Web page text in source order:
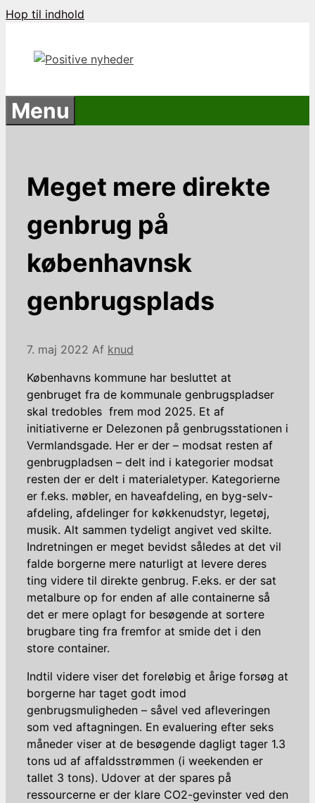
Hop til indhold
Menu
Meget mere direkte
genbrug på
københavnsk
genbrugsplads
7. maj 2022 Af knud
Københavns kommune har besluttet at
genbruget fra de kommunale genbrugspladser
skal tredobles frem mod 2025. Et af
initiativerne er Delezonen på genbrugsstationen i
Vermlandsgade. Her er der – modsat resten af
genbrugpladsen – delt ind i kategorier modsat
resten der er delt i materialetyper. Kategorierne
er f.eks. møbler, en haveafdeling, en byg-selv-
afdeling, afdelinger for køkkenudstyr, legetøj,
musik. Alt sammen tydeligt angivet ved skilte.
Indretningen er meget bevidst således at det vil
falde borgerne mere naturligt at levere deres
ting videre til direkte genbrug. F.eks. er der sat
metalbure op for enden af alle containerne så
det er mere oplagt for besøgende at sortere
brugbare ting fra fremfor at smide det i den
store container.
Indtil videre viser det foreløbig et årige forsøg at
borgerne har taget godt imod
genbrugsmuligheden – såvel ved afleveringen
som ved aftagningen. En evaluering efter seks
måneder viser at de besøgende dagligt tager 1.3
tons ud af affaldsstrømmen (i weekenden er
tallet 3 tons). Udover at der spares på
ressourcerne er der klare CO2-gevinster ved den